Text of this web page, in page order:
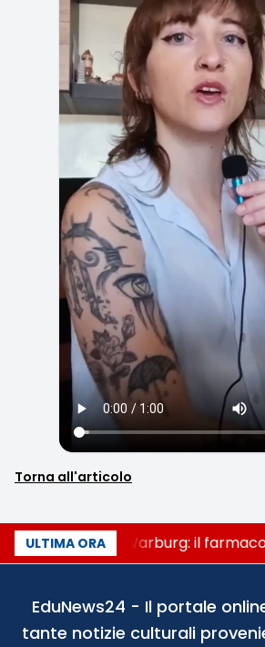
Torna all'articolo
ULTIMA ORA
Un secolo di Warburg: il
EduNews24 - Il portale
tante notizie culturali